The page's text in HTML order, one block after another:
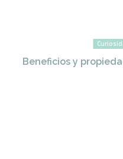
Beneficios y